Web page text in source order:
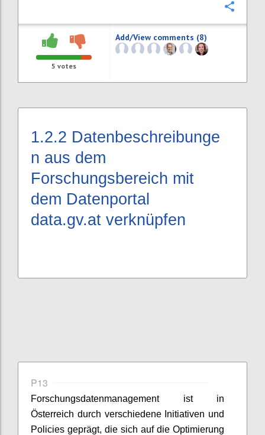
5 votes
Add/View comments (8)
1.2.2 Datenbeschreibunge
n aus dem
Forschungsbereich mit
dem Datenportal
data.gv.at verknüpfen
P13
Forschungsdatenmanagement ist in
Österreich durch verschiedene Initiativen und
Policies geprägt, die sich auf die Optimierung